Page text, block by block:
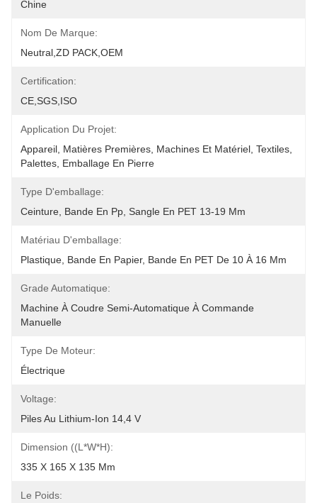
Chine
Nom De Marque:
Neutral,ZD PACK,OEM
Certification:
CE,SGS,ISO
Application Du Projet:
Appareil, Matières Premières, Machines Et Matériel, Textiles,
Palettes, Emballage En Pierre
Type D'emballage:
Ceinture, Bande En Pp, Sangle En PET 13-19 Mm
Matériau D'emballage:
Plastique, Bande En Papier, Bande En PET De 10 À 16 Mm
Grade Automatique:
Machine À Coudre Semi-Automatique À Commande
Manuelle
Type De Moteur:
Électrique
Voltage:
Piles Au Lithium-Ion 14,4 V
Dimension ((L*W*H):
335 X 165 X 135 Mm
Le Poids: